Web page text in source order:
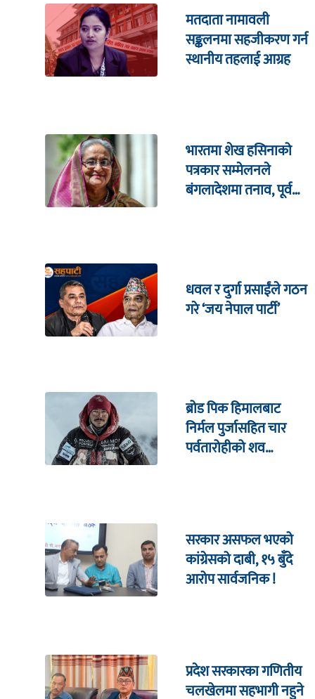
मतदाता नामावली
सङ्कलनमा सहजीकरण गर्न
स्थानीय तहलाई आग्रह
भारतमा शेख हसिनाको
पत्रकार सम्मेलनले
बंगलादेशमा तनाव, पूर्व
धवल र दुर्गा प्रसाईंले गठन
गरे ‘जय नेपाल पार्टी’
ब्रोड पिक हिमालबाट
निर्मल पुर्जासहित चार
पर्वतारोहीको शव
सरकार असफल भएको
कांग्रेसको दाबी, १५ बुँदे
आरोप सार्वजनिक !
प्रदेश सरकारका गणितीय
चलखेलमा सहभागी नहुने